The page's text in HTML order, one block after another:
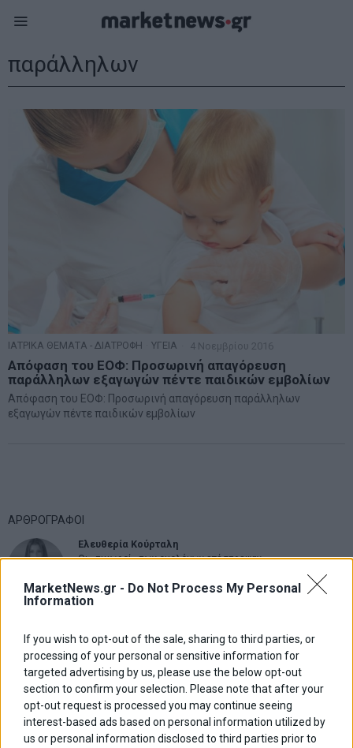
MarketNews.gr - Do Not Process My Personal
Information
If you wish to opt-out of the sale, sharing to third parties, or
processing of your personal or sensitive information for
targeted advertising by us, please use the below opt-out
section to confirm your selection. Please note that after your
opt-out request is processed you may continue seeing
interest-based ads based on personal information utilized by
us or personal information disclosed to third parties prior to
παράλληλων
ΙΑΤΡΙΚΑ ΘΕΜΑΤΑ - ΔΙΑΤΡΟΦΗ ΥΓΕΙΑ 4 Νοεμβρίου 2016
Απόφαση του ΕΟΦ: Προσωρινή απαγόρευση
παράλληλων εξαγωγών πέντε παιδικών εμβολίων
Απόφαση του ΕΟΦ: Προσωρινή απαγόρευση παράλληλων
εξαγωγών πέντε παιδικών εμβολίων
ΑΡΘΡΟΓΡΑΦΟΙ
Ελευθερία Κούρταλη
Οι «τιμωροί» των ομολόγων επέστρεψαν
Σταματίνα Σταματάκου
Η βία κατά των ζώων δεν αντέχει βολικές ερμηνείες